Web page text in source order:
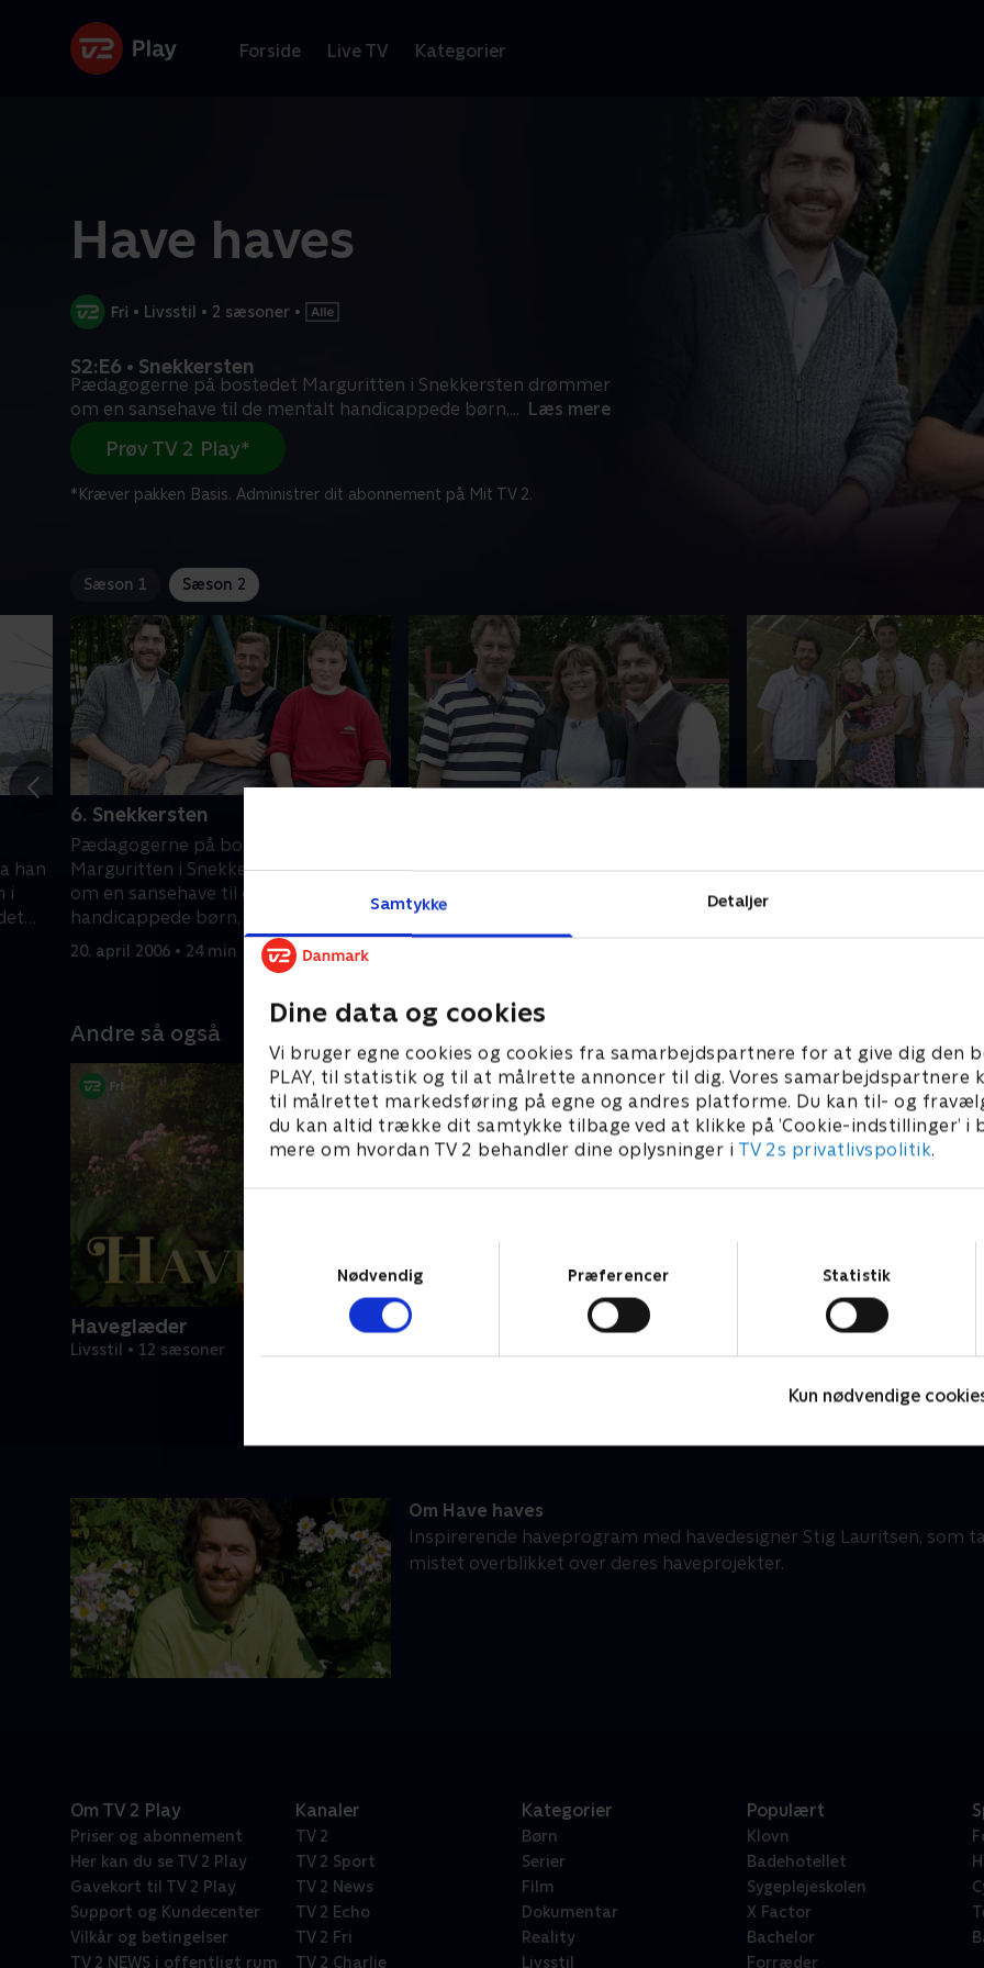
Samtykke Detaljer
Dine data og cookies
Vi bruger egne cookies og cookies fra samarbejdspartnere for at give dig den
PLAY, til statistik og til at målrette annoncer til dig. Vores samarbejdspartnere
til målrettet markedsføring på egne og andres platforme. Du kan til- og
du kan altid trække dit samtykke tilbage ved at klikke på ’Cookie-indstillinger’ i
mere om hvordan TV 2 behandler dine oplysninger i TV 2s privatlivspolitik.
Nødvendig
Præferencer Statistik
Kun nødvendige
Forside Live TV Kategorier
Have haves
• Livsstil • 2 sæsoner •
S2:E6 • Snekkersten
Pædagogerne på bostedet Marguritten i Snekkersten drømmer
om en sansehave til de mentalt handicappede børn,... Læs mere
Prøv TV 2 Play*
*Kræver pakken Basis. Administrer dit abonnement på Mit TV 2.
Sæson 1 Sæson 2
han
i
6. Snekkersten
Pædagogerne på bostedet
Marguritten i Snekkersten drømmer
om en sansehave til de mentalt
handicappede børn, som er tilknyttet
institutionen. Stig Lauritsen tager
imod udfordringen, selvom han aldrig
20. april 2006 • 24 min
Lauritsen kræfter med en gårdsplads
hos Anja og John Kristensen i Fakse.
De købte deres gamle bondehus for
tre år siden, fordi de drømte om at
passion.
Huset er fra 1916, men for
romantisk inspireret have,
nem at holde, for ingen af
beboere er udpræget
havemennesker.
Andre så også
Haveglæder
Livsstil • 12 sæsoner
Hus i knibe
Om Have haves
Inspirerende haveprogram med havedesigner Stig Lauritsen, som
mistet overblikket over deres haveprojekter.
Om TV 2 Play
Priser og abonnement
Her kan du se TV 2 Play
Gavekort til TV 2 Play
Support og Kundecenter
Vilkår og betingelser
TV 2 NEWS i offentligt rum
Kanaler
TV 2
TV 2 Sport
TV 2 News
TV 2 Echo
TV 2 Fri
TV 2 Charlie
Kategorier
Børn
Serier
Film
Dokumentar
Reality
Livsstil
Populært
Klovn
Badehotellet
Sygeplejeskolen
X Factor
Bachelor
Forræder